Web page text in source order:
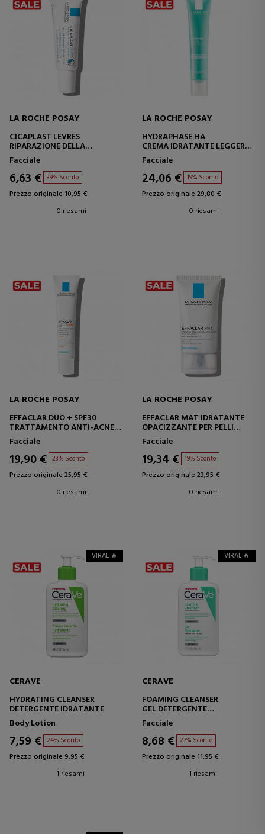
LA ROCHE POSAY
CICAPLAST LEVRÉS
RIPARAZIONE DELLA
BARRIERA DEL BALSAMO
LABBRA
Facciale
6,63 € 39% Sconto
Prezzo originale 10,95 €
0 riesami
LA ROCHE POSAY
HYDRAPHASE HA
CREMA IDRATANTE LEGGERA
PER IL VISO
Facciale
24,06 € 19% Sconto
Prezzo originale 29,80 €
0 riesami
LA ROCHE POSAY
EFFACLAR DUO + SPF30
TRATTAMENTO ANTI-ACNE
PER PELLI GRASSE
Facciale
19,90 € 23% Sconto
Prezzo originale 25,95 €
0 riesami
LA ROCHE POSAY
EFFACLAR MAT IDRATANTE
OPACIZZANTE PER PELLI
GRASSE
Facciale
19,34 € 19% Sconto
Prezzo originale 23,95 €
0 riesami
VIRAL 🔥
CERAVE
HYDRATING CLEANSER
DETERGENTE IDRATANTE
Body Lotion
7,59 € 24% Sconto
Prezzo originale 9,95 €
1 riesami
VIRAL 🔥
CERAVE
FOAMING CLEANSER
GEL DETERGENTE
SCHIUMOGENO
Facciale
8,68 € 27% Sconto
Prezzo originale 11,95 €
1 riesami